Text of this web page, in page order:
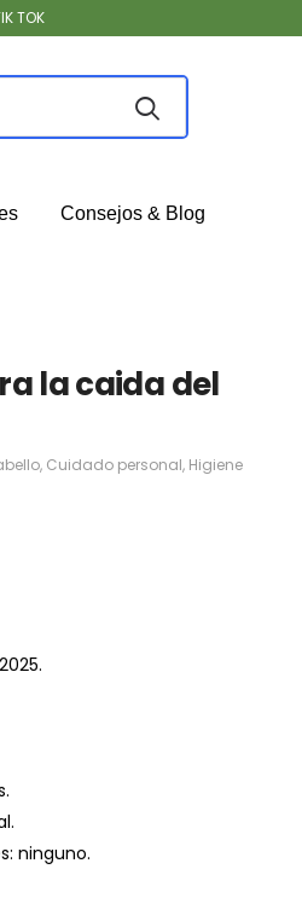
TOK
Consejos & Blog
la caida del
, Cuidado personal, Higiene
ninguno.